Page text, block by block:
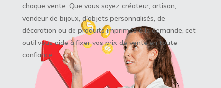
chaque vente. Que vous soyez créateur, artisan,
vendeur de bijoux, d'objets personnalisés, de
décoration ou de produits imprimés à la demande, cet
outil vous aide à fixer vos prix de vente en toute
confiance.